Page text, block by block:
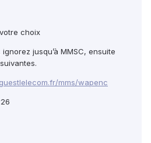
choix
jusqu’à MMSC, ensuite
mms/wapenc